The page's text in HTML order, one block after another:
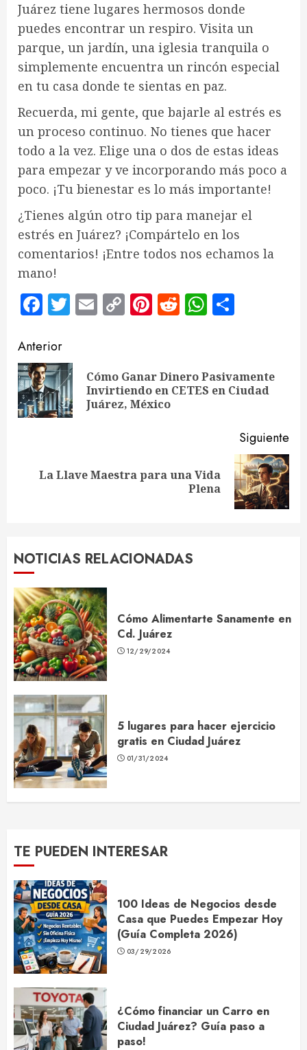
Juárez tiene lugares hermosos donde
puedes encontrar un respiro. Visita un
parque, un jardín, una iglesia tranquila o
simplemente encuentra un rincón especial
en tu casa donde te sientas en paz.
Recuerda, mi gente, que bajarle al estrés es
un proceso continuo. No tienes que hacer
todo a la vez. Elige una o dos de estas ideas
para empezar y ve incorporando más poco a
poco. ¡Tu bienestar es lo más importante!
¿Tienes algún otro tip para manejar el
estrés en Juárez? ¡Compártelo en los
comentarios! ¡Entre todos nos echamos la
mano!
Facebook
Twitter
EmailCopy
Link
Pinterest
RedditWhatsApp
Sigue
leyendo
Anterior
Cómo Ganar Dinero Pasivamente
Invirtiendo en CETES en Ciudad
Juárez, México
Siguiente
Siguiente
La Llave Maestra para una Vida
Plena
NOTICIAS RELACIONADAS
Cómo Alimentarte Sanamente en
Cd. Juárez
12/29/2024
5 lugares para hacer ejercicio
gratis en Ciudad Juárez
01/31/2024
TE PUEDEN INTERESAR
100 Ideas de Negocios desde
Casa que Puedes Empezar Hoy
(Guía Completa 2026)
03/29/2026
¿Cómo financiar un Carro en
Ciudad Juárez? Guía paso a
paso!